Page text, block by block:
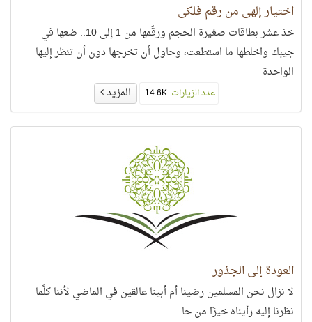
اختيار إلهي من رقم فلكي
خذ عشر بطاقات صغيرة الحجم ورقّمها من 1 إلى 10.. ضعها في
جيبك واخلطها ما استطعت، وحاول أن تخرجها دون أن تنظر إليها
الواحدة
عدد الزيارات:14.6K المزيد
العودة إلى الجذور
لا نزال نحن المسلمين رضينا أم أبينا عالقين في الماضي لأننا كلَّما
نظرنا إليه رأيناه خيرًا من حا